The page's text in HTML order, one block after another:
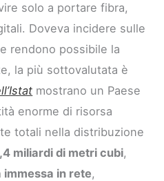
solo a portare fibra,
Doveva incidere sulle
rendono possibile la
la più sottovalutata è
mostrano un Paese
enorme di risorsa
totali nella distribuzione
miliardi di metri cubi,
immessa in rete,